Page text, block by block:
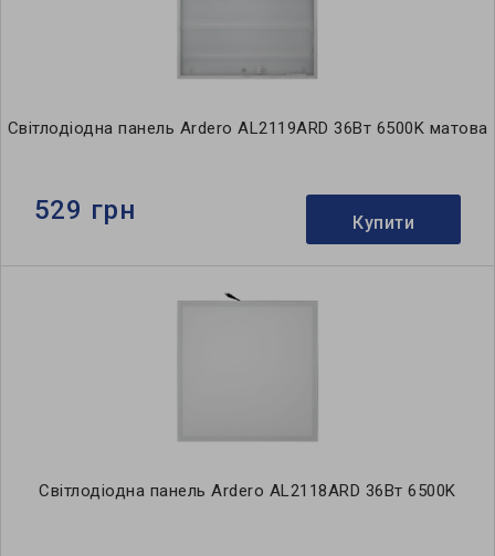
Світлодіодна панель Ardero AL2119ARD 36Вт 6500K матова
529 грн Купити
Світлодіодна панель Ardero AL2118ARD 36Вт 6500K